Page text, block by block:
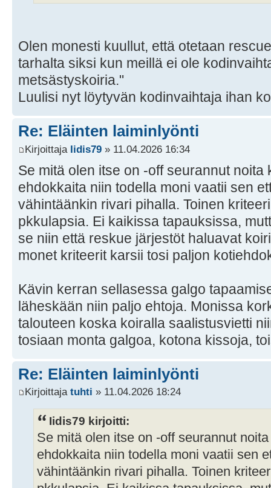
Olen monesti kuullut, että otetaan
tarhalta siksi kun meillä ei ole
metsästyskoiria."
Luulisi nyt löytyvän kodinvaihtaja ihan
Re: Eläinten laiminlyönti
Kirjoittaja Iidis79 » 11.04.2026 16:34
Se mitä olen itse on -off seurannut
ehdokkaita niin todella moni vaatii sen
vähintäänkin rivari pihalla. Toinen
pkkulapsia. Ei kaikissa tapauksissa,
se niin että reskue järjestöt haluavat
monet kriteerit karsii tosi paljon
Kävin kerran sellasessa galgo
läheskään niin paljo ehtoja. Monissa
talouteen koska koiralla saalistusvietti
tosiaan monta galgoa, kotona kissoja,
Re: Eläinten laiminlyönti
Kirjoittaja tuhti » 11.04.2026 18:24
Iidis79 kirjoitti:
Se mitä olen itse on -off seurannut
ehdokkaita niin todella moni vaatii sen
vähintäänkin rivari pihalla. Toinen